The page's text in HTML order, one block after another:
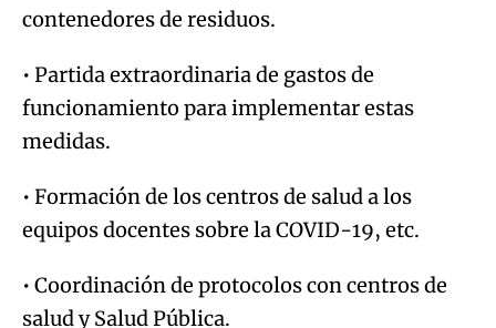
contenedores de residuos.
• Partida extraordinaria de gastos de
funcionamiento para implementar estas
medidas.
• Formación de los centros de salud a los
equipos docentes sobre la COVID-19, etc.
• Coordinación de protocolos con centros de
salud y Salud Pública.